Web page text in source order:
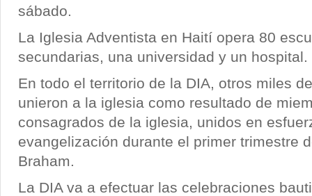
sábado.
La Iglesia Adventista en Haití opera 80
secundarias, una universidad y un hospital.
En todo el territorio de la DIA, otros miles
unieron a la iglesia como resultado de
consagrados de la iglesia, unidos en
evangelización durante el primer trimestre
Braham.
La DIA va a efectuar las celebraciones